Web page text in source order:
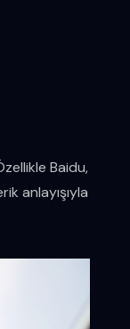
Baidu,
anlayışıyla